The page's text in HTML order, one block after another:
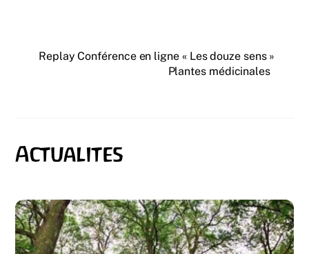
Replay Conférence en ligne « Les douze sens »
Plantes médicinales